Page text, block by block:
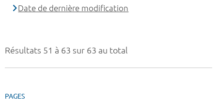
Résultats 51 à 63 sur 63 au total
PAGES
Date de dernière modification